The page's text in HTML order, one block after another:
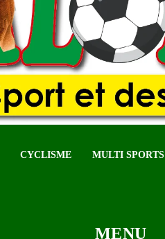
CYCLISME MULTI SPORTS
MENU